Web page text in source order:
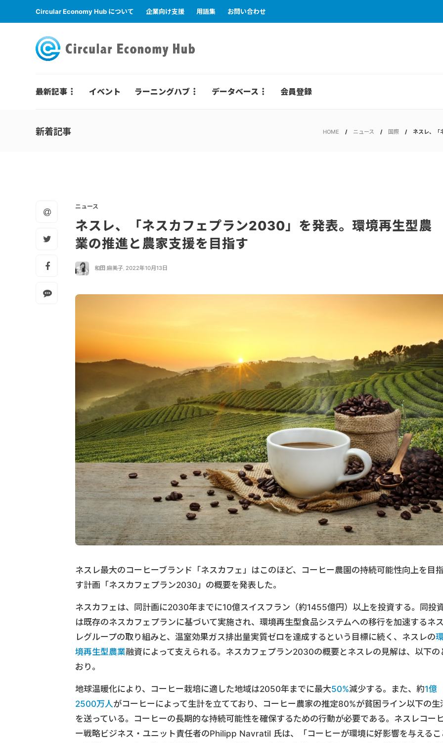
Circular Economy Hub について 企業向け支援 用語集 お問い合わせ
最新記事 イベント ラーニングハブ データベース 会員登録
新着記事 HOME ニュース 国際 ネスレ、「
ニュース
ネスレ、「ネスカフェプラン2030」を発表。環境再生型農
業の推進と農家支援を目指す
和田 麻美子, 2022年10月13日
ネスレ最大のコーヒーブランド「ネスカフェ」はこのほど、コーヒー農園の持続可能性向上を目
す計画「ネスカフェプラン2030」の概要を発表した。
ネスカフェは、同計画に2030年までに10億スイスフラン（約1455億円）以上を投資する。同投
は既存のネスカフェプランに基づいて実施され、環境再生型食品システムへの移行を加速するネス
レグループの取り組みと、温室効果ガス排出量実質ゼロを達成するという目標に続く、ネスレの
境再生型農業融資によって支えられる。ネスカフェプラン2030の概要とネスレの見解は、以下の
おり。
地球温暖化により、コーヒー栽培に適した地域は2050年までに最大50%減少する。また、約1億
2500万人がコーヒーによって生計を立てており、コーヒー農家の推定80%が貧困ライン以下の生
を送っている。コーヒーの長期的な持続可能性を確保するための行動が必要である。ネスレコーヒ
ー戦略ビジネス・ユニット責任者のPhilipp Navratil 氏は、「コーヒーが環境に好影響を与えるこ